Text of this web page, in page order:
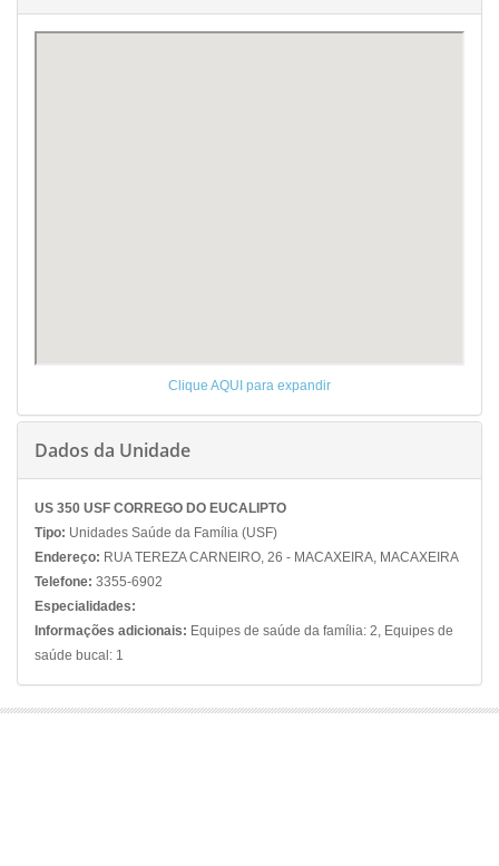
Clique AQUI para expandir
Dados da Unidade
US 350 USF CORREGO DO EUCALIPTO
Tipo: Unidades Saúde da Família (USF)
Endereço: RUA TEREZA CARNEIRO, 26 - MACAXEIRA, MACAXEIRA
Telefone: 3355-6902
Especialidades:
Informações adicionais: Equipes de saúde da família: 2, Equipes de
saúde bucal: 1